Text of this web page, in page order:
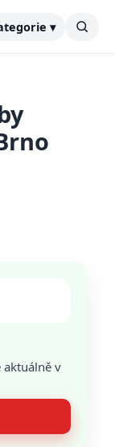
▾
aktuálně v